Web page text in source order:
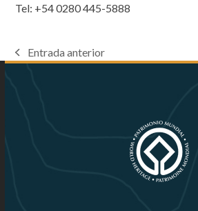
Tel: +54 0280 445-5888
previous
Entrada anterior